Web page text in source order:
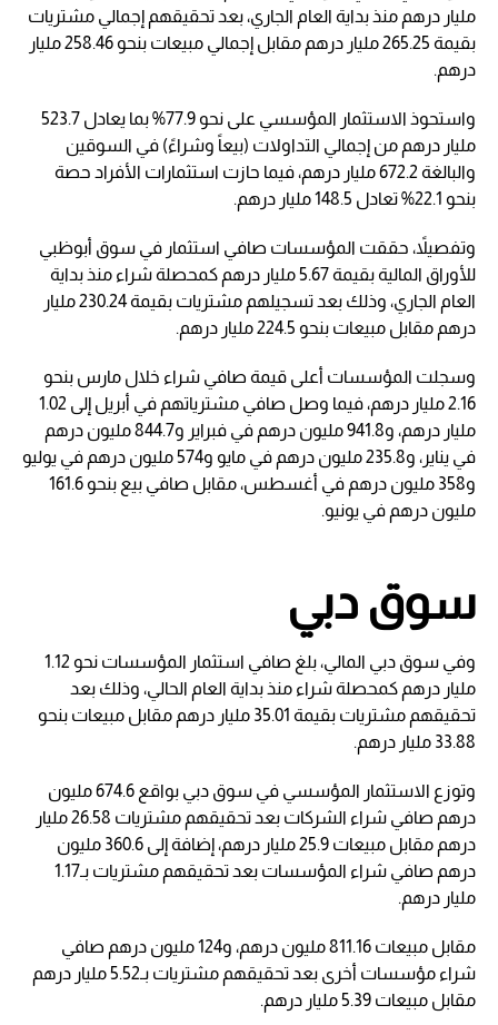
مليار درهم منذ بداية العام الجاري، بعد تحقيقهم إجمالي مشتريات
بقيمة 265.25 مليار درهم مقابل إجمالي مبيعات بنحو 258.46 مليار
درهم.
واستحوذ الاستثمار المؤسسي على نحو 77.9% بما يعادل 523.7
مليار درهم من إجمالي التداولات (بيعاً وشراءً) في السوقين
والبالغة 672.2 مليار درهم، فيما حازت استثمارات الأفراد حصة
بنحو 22.1% تعادل 148.5 مليار درهم.
وتفصيلاً، حققت المؤسسات صافي استثمار في سوق أبوظبي
للأوراق المالية بقيمة 5.67 مليار درهم كمحصلة شراء منذ بداية
العام الجاري، وذلك بعد تسجيلهم مشتريات بقيمة 230.24 مليار
درهم مقابل مبيعات بنحو 224.5 مليار درهم.
وسجلت المؤسسات أعلى قيمة صافي شراء خلال مارس بنحو
2.16 مليار درهم، فيما وصل صافي مشترياتهم في أبريل إلى 1.02
مليار درهم، و941.8 مليون درهم في فبراير و844.7 مليون درهم
في يناير، و235.8 مليون درهم في مايو و574 مليون درهم في يوليو
و358 مليون درهم في أغسطس، مقابل صافي بيع بنحو 161.6
مليون درهم في يونيو.
سوق دبي
وفي سوق دبي المالي، بلغ صافي استثمار المؤسسات نحو 1.12
مليار درهم كمحصلة شراء منذ بداية العام الحالي، وذلك بعد
تحقيقهم مشتريات بقيمة 35.01 مليار درهم مقابل مبيعات بنحو
33.88 مليار درهم.
وتوزع الاستثمار المؤسسي في سوق دبي بواقع 674.6 مليون
درهم صافي شراء الشركات بعد تحقيقهم مشتريات 26.58 مليار
درهم مقابل مبيعات 25.9 مليار درهم، إضافة إلى 360.6 مليون
درهم صافي شراء المؤسسات بعد تحقيقهم مشتريات بـ1.17
مليار درهم.
مقابل مبيعات 811.16 مليون درهم، و124 مليون درهم صافي
شراء مؤسسات أخرى بعد تحقيقهم مشتريات بـ5.52 مليار درهم
مقابل مبيعات 5.39 مليار درهم.